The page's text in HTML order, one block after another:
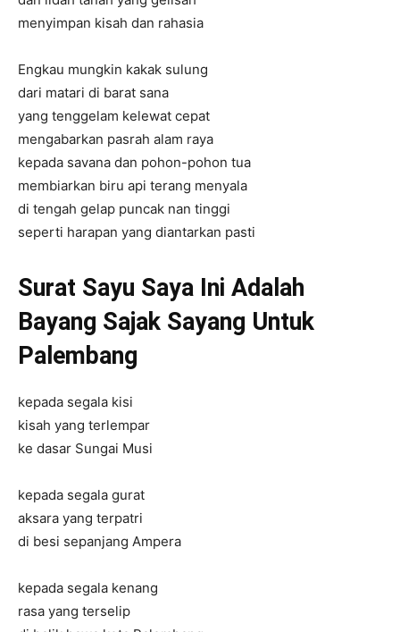
menyimpan kisah dan rahasia
Engkau mungkin kakak sulung
dari matari di barat sana
yang tenggelam kelewat cepat
mengabarkan pasrah alam raya
kepada savana dan pohon-pohon tua
membiarkan biru api terang menyala
di tengah gelap puncak nan tinggi
seperti harapan yang diantarkan pasti
Surat Sayu Saya Ini Adalah
Bayang Sajak Sayang Untuk
Palembang
kepada segala kisi
kisah yang terlempar
ke dasar Sungai Musi
kepada segala gurat
aksara yang terpatri
di besi sepanjang Ampera
kepada segala kenang
rasa yang terselip